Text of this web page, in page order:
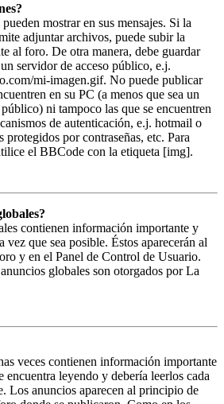
mostrar en sus mensajes. Si la
adjuntar archivos, puede subir la
al foro. De otra manera, debe guardar
servidor de acceso público, e.j.
mi-imagen.gif. No puede publicar
en su PC (a menos que sea un
ni tampoco las que se encuentren
de autenticación, e.j. hotmail o
protegidos por contraseñas, etc. Para
el BBCode con la etiqueta [img].
contienen información importante y
vez que sea posible. Éstos aparecerán al
y en el Panel de Control de Usuario.
globales son otorgados por La
veces contienen información importante
encuentra leyendo y debería leerlos cada
Los anuncios aparecen al principio de